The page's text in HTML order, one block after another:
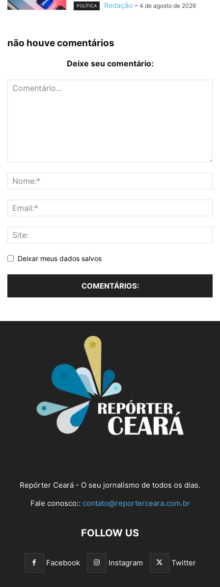
POLÍTICA Redação - 4 de agosto de 2026
não houve comentários
Deixe seu comentário:
Deixar meus dados salvos
Repórter Ceará - O seu jornalismo de todos os dias.
Fale conosco:: contato@reporterceara.com.br
FOLLOW US
Facebook Instagram Twitter